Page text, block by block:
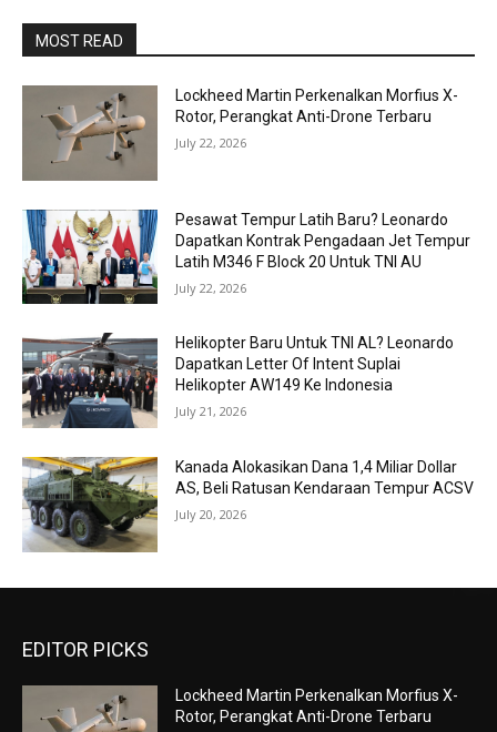
MOST READ
Lockheed Martin Perkenalkan Morfius X-
Rotor, Perangkat Anti-Drone Terbaru
July 22, 2026
Pesawat Tempur Latih Baru? Leonardo
Dapatkan Kontrak Pengadaan Jet Tempur
Latih M346 F Block 20 Untuk TNI AU
July 22, 2026
Helikopter Baru Untuk TNI AL? Leonardo
Dapatkan Letter Of Intent Suplai
Helikopter AW149 Ke Indonesia
July 21, 2026
Kanada Alokasikan Dana 1,4 Miliar Dollar
AS, Beli Ratusan Kendaraan Tempur ACSV
July 20, 2026
EDITOR PICKS
Lockheed Martin Perkenalkan Morfius X-
Rotor, Perangkat Anti-Drone Terbaru